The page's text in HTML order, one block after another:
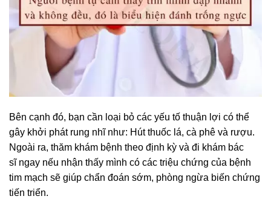
Bên cạnh đó, bạn cần loại bỏ các yếu tố thuận lợi có thể
gây khởi phát rung nhĩ như: Hút thuốc lá, cà phê và rượu.
Ngoài ra, thăm khám bệnh theo định kỳ và đi khám bác
sĩ ngay nếu nhận thấy mình có các triệu chứng của bệnh
tim mạch sẽ giúp chẩn đoán sớm, phòng ngừa biến chứng
tiến triển.